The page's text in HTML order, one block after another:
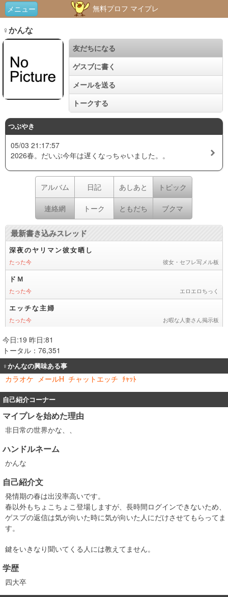
メニュー 無料プロフ マイプレ
♀かんな
友だちになる
ゲスブに書く
メールを送る
トークする
つぶやき
05/03 21:17:57
2026春。だいぶ今年は遅くなっちゃいました。。
アルバム 日記 あしあと トピック
連絡網 トーク ともだち ブクマ
今日:19 昨日:81
トータル：76,351
♀かんなの興味ある事
カラオケ メールH チャットエッチ ﾁｬｯﾄ
自己紹介コーナー
マイプレを始めた理由
非日常の世界かな、、
ハンドルネーム
かんな
自己紹介文
発情期の春は出没率高いです。
春以外もちょこちょこ登場しますが、長時間ログインできないため、
ゲスブの返信は気が向いた時に気が向いた人にだけさせてもらってま
す。
鍵をいきなり聞いてくる人には教えてません。
学歴
四大卒